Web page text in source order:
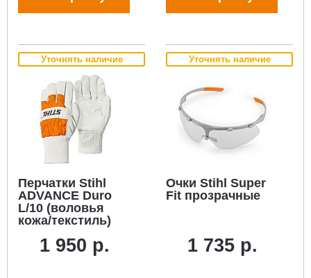
Уточнять наличие
Перчатки Stihl
ADVANCE Duro
L/10 (воловья
кожа/текстиль)
1 950 р.
Уточнять наличие
Очки Stihl Super
Fit прозрачные
1 735 р.